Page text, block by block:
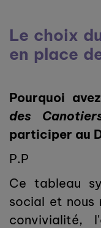
Le choix
en place
Pourquoi
des
participer au
P.P
Ce tableau
social et nous
convivialité,